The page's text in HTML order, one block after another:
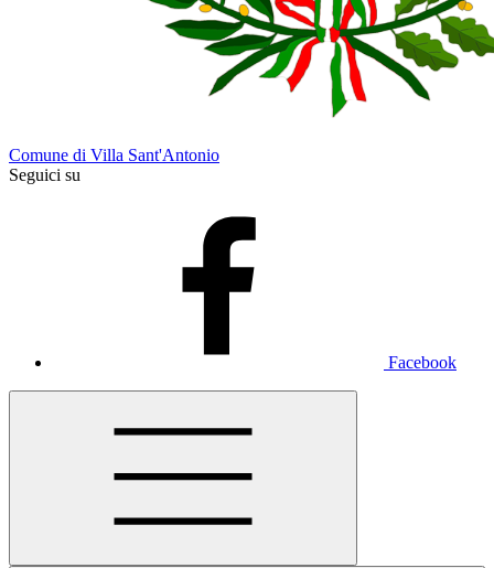
Comune di Villa Sant'Antonio
Seguici su
Facebook